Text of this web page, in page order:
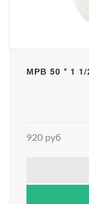
МРВ 50 * 1 1/
920 руб